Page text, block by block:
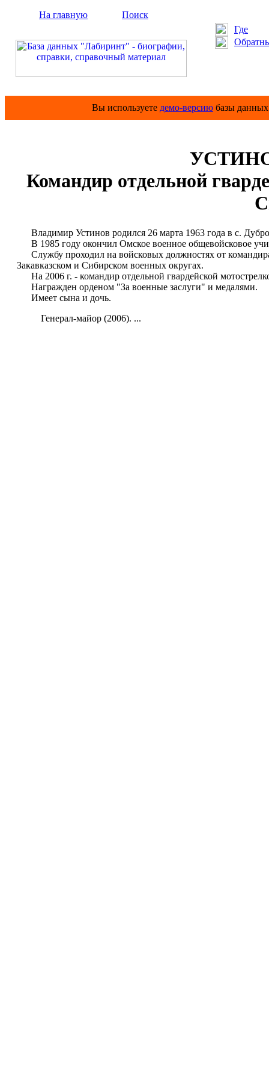
На главную
Поиск
Где
Вы используете демо-версию базы
Командир отдельной
Владимир Устинов родился 26 марта 1963 года в с.
В 1985 году окончил Омское военное общевойсковое
Службу проходил на войсковых должностях от
Закавказском и Сибирском военных округах.
На 2006 г. - командир отдельной гвардейской
Награжден орденом "За военные заслуги" и медалями.
Имеет сына и дочь.
Генерал-майор (2006). ...